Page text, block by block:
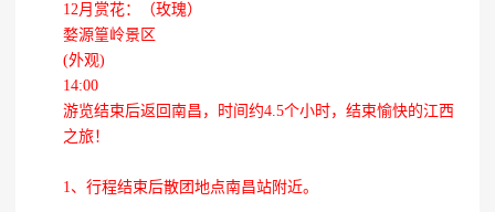
12月赏花：（玫瑰）
婺源篁岭景区
(外观)
14:00
游览结束后返回南昌，时间约4.5个小时，结束愉快的江西
之旅！
1、行程结束后散团地点南昌站附近。